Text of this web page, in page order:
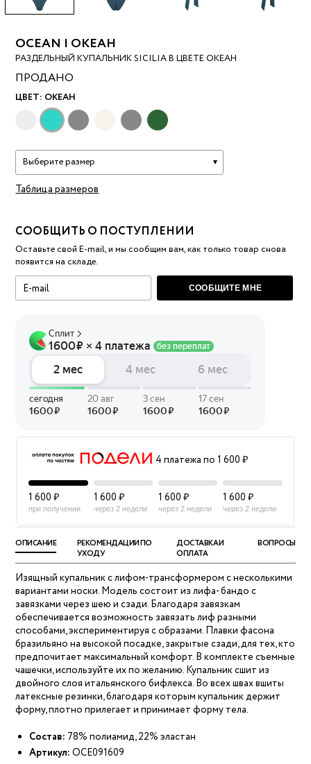
OCEAN | ОКЕАН
РАЗДЕЛЬНЫЙ КУПАЛЬНИК SICILIA В ЦВЕТЕ ОКЕАН
ПРОДАНО
ЦВЕТ: ОКЕАН
Выберите размер
Таблица размеров
СООБЩИТЬ О ПОСТУПЛЕНИИ
Оставьте свой E-mail, и мы сообщим вам, как только товар снова
появится на складе.
СООБЩИТЕ МНЕ
4 платежа по 1 600 ₽
1 600 ₽
при получении
1 600 ₽
через 2 недели
1 600 ₽
через 2 недели
1 600 ₽
через 2 недели
ОПИСАНИЕ
РЕКОМЕНДАЦИИ ПО
УХОДУ
ДОСТАВКА И
ОПЛАТА
ВОПРОСЫ
Изящный купальник с лифом-трансформером с несколькими
вариантами носки. Модель состоит из лифа- бандо с
завязками через шею и сзади. Благодаря завязкам
обеспечивается возможность завязать лиф разными
способами, экспериментируя с образами. Плавки фасона
бразильяно на высокой посадке, закрытые сзади, для тех, кто
предпочитает максимальный комфорт. В комплекте съемные
чашечки, используйте их по желанию. Купальник сшит из
двойного слоя итальянского бифлекса. Во всех швах вшиты
латексные резинки, благодаря которым купальник держит
форму, плотно прилегает и принимает форму тела.
Состав: 78% полиамид, 22% эластан
Артикул: OCE091609